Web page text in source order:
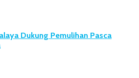
Dukung Pemulihan Pasca